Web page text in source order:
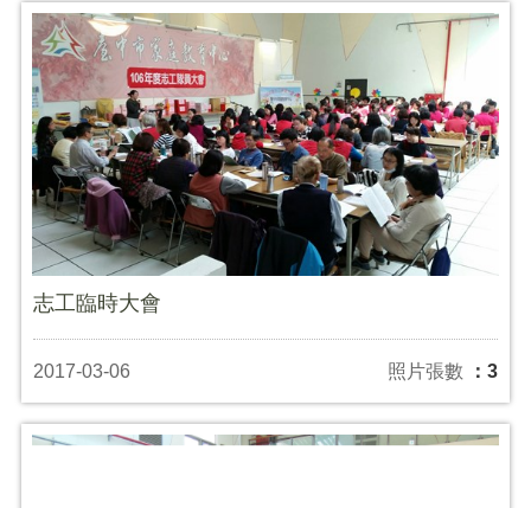
志工臨時大會
2017-03-06 照片張數 ：3